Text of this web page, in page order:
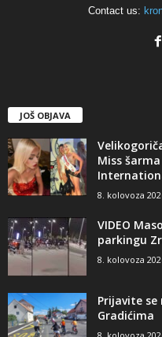
Contact us:
JOŠ OBJAVA
Miss
8. kolovoza
VIDEO
parkingu
8. kolovoza
Prijavite
Gradićima